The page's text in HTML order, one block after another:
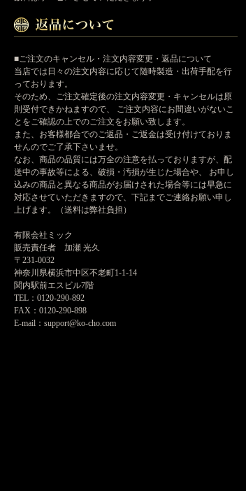
■ご注文のキャンセル・注文内容変更・返品について
当店では日々の注文内容に応じて随時製造・出荷手配を行
っております。
そのため、ご注文確定後の注文内容変更・キャンセルは原
則受付できかねますので、 ご注文内容にお間違いがないこ
とをご確認の上でのご注文をお願い致します。
また、お客様都合でのご返品・ご返金は受け付けておりま
せんのでご了承下さいませ。
なお、商品の品質には万全の注意を払っておりますが、配
送中の事故等による、破損・汚損が生じた場合や、 お申し
込みの商品と異なる商品がお届けされた場合等には早急に
対応させていただきますので、下記までご連絡お願い申し
上げます。（送料は弊社負担）
有限会社ミック
販売責任者 加瀬 光久
〒231-0032
神奈川県横浜市中区不老町1-1-14
関内駅前エスビル7階
TEL：0120-290-892
FAX：0120-290-898
E-mail：support@ko-cho.com